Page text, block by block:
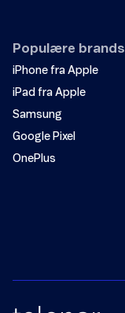
Populære brands
iPhone fra Apple
iPad fra Apple
Samsung
Google Pixel
OnePlus